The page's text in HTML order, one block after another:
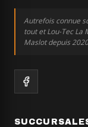
Autrefois connue
tout et Lou-Tec La
Maslot depuis